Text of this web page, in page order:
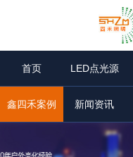
首页 LED点光源
鑫四禾案例 新闻资讯